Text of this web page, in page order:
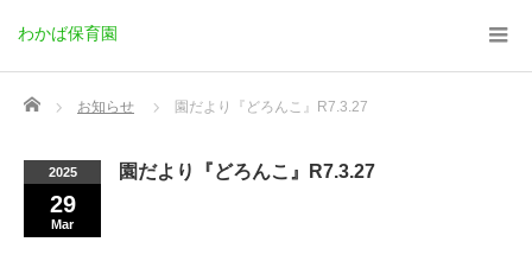
わかば保育園
Home お知らせ 園だより『どろんこ』R7.3.27
2025
29
Mar
園だより『どろんこ』R7.3.27